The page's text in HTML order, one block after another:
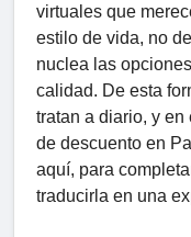
virtuales que
estilo de vida, no
nuclea las
calidad. De esta
tratan a diario, y
de descuento en
aquí, para
traducirla en una